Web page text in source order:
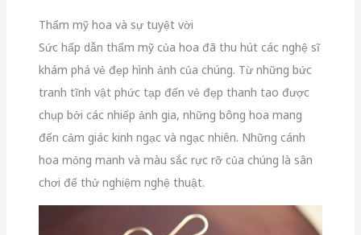
Thẩm mỹ hoa và sự tuyệt vời
Sức hấp dẫn thẩm mỹ của hoa đã thu hút các nghệ sĩ
khám phá vẻ đẹp hình ảnh của chúng. Từ những bức
tranh tĩnh vật phức tạp đến vẻ đẹp thanh tao được
chụp bởi các nhiếp ảnh gia, những bông hoa mang
đến cảm giác kinh ngạc và ngạc nhiên. Những cánh
hoa mỏng manh và màu sắc rực rỡ của chúng là sân
chơi để thử nghiệm nghệ thuật.